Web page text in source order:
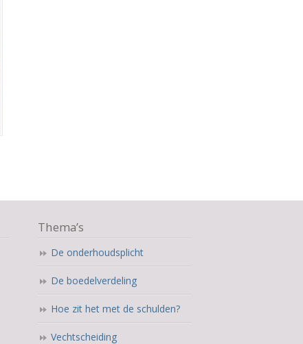
Thema’s
De onderhoudsplicht
De boedelverdeling
Hoe zit het met de schulden?
Vechtscheiding